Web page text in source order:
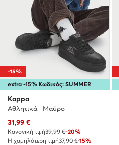
extra -15% Κωδικός: SUMMER
-15%
Kappa
Αθλητικά · Μαύρο
Τρέχουσα τιμή
31,99 €
Κανονική τιμή39,99 €-20%
Η χαμηλότερη τιμή37,90 €-15%